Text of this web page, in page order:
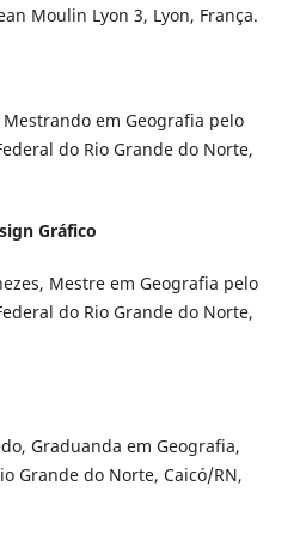
Moulin Lyon 3, Lyon, França.
em Geografia pelo
do Rio Grande do Norte,
Gráfico
Mestre em Geografia pelo
do Rio Grande do Norte,
Graduanda em Geografia,
Grande do Norte, Caicó/RN,